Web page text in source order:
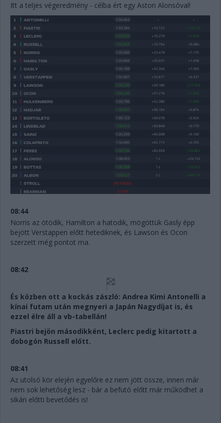
Itt a teljes végeredmény - célba ért egy Aston Alonsóval!
08:44
Norris az ötödik, Hamilton a hatodik, mögöttük Gasly épp
bejött Verstappen előtt hetediknek, és Lawson és Ocon
szerzett még pontot ma.
08:42
És közben ott a kockás zászló: Andrea Kimi Antonelli a
kínai futam után megnyeri a Japán Nagydíjat is, és
ezzel élre áll a vb-tabellán!
Piastri bejön másodikként, Leclerc pedig kitartott a
dobogón Russell előtt.
08:41
Az utolsó kör elején egyelőre ez nem jött össze, innen már
nem sok lehetőség lesz - bár a befutó előtt már működhet a
sikán előtti bevetődés is!